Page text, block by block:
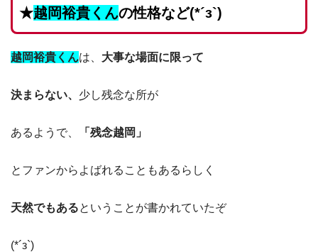
★越岡裕貴くんの性格など(*´з`)
越岡裕貴くんは 大事な場面に限って
決まらない、 少し残念な所が
あるようで、 「残念越岡」
とファンからよばれることもあるらしく
天然でもあるということが書かれていたぞ
(*´з`)